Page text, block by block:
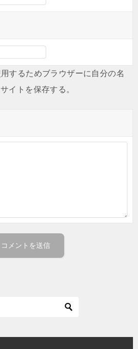
するためブラウザーに自分の名
イトを保存する。